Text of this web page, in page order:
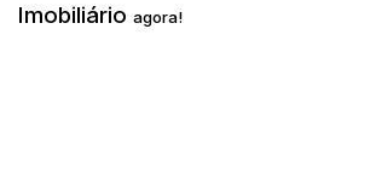
Imobiliário agora!